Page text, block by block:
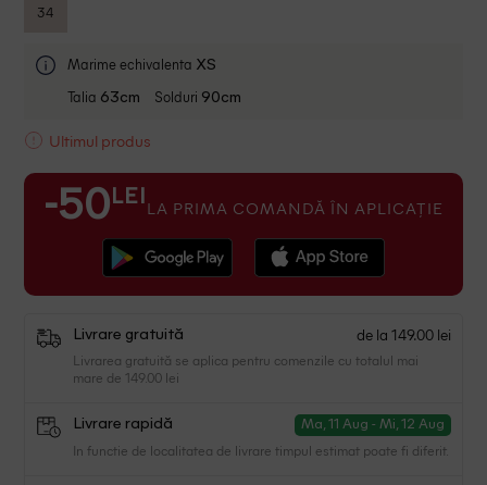
34
Marime echivalenta XS
Talia 63cm Solduri 90cm
Ultimul produs
-50 LEI LA PRIMA COMANDĂ ÎN APLICAȚIE
Livrare gratuită de la 149.00 lei
Livrarea gratuită se aplica pentru comenzile cu totalul mai
mare de 149.00 lei
Livrare rapidă Ma, 11 Aug - Mi, 12 Aug
In functie de localitatea de livrare timpul estimat poate fi diferit.